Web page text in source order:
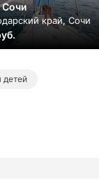
Сочи
край, Сочи
детей